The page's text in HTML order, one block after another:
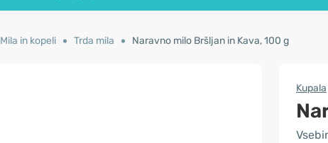
Mila in kopeli Trda mila Naravno milo Bršljan in Kava, 100 g
Kupala